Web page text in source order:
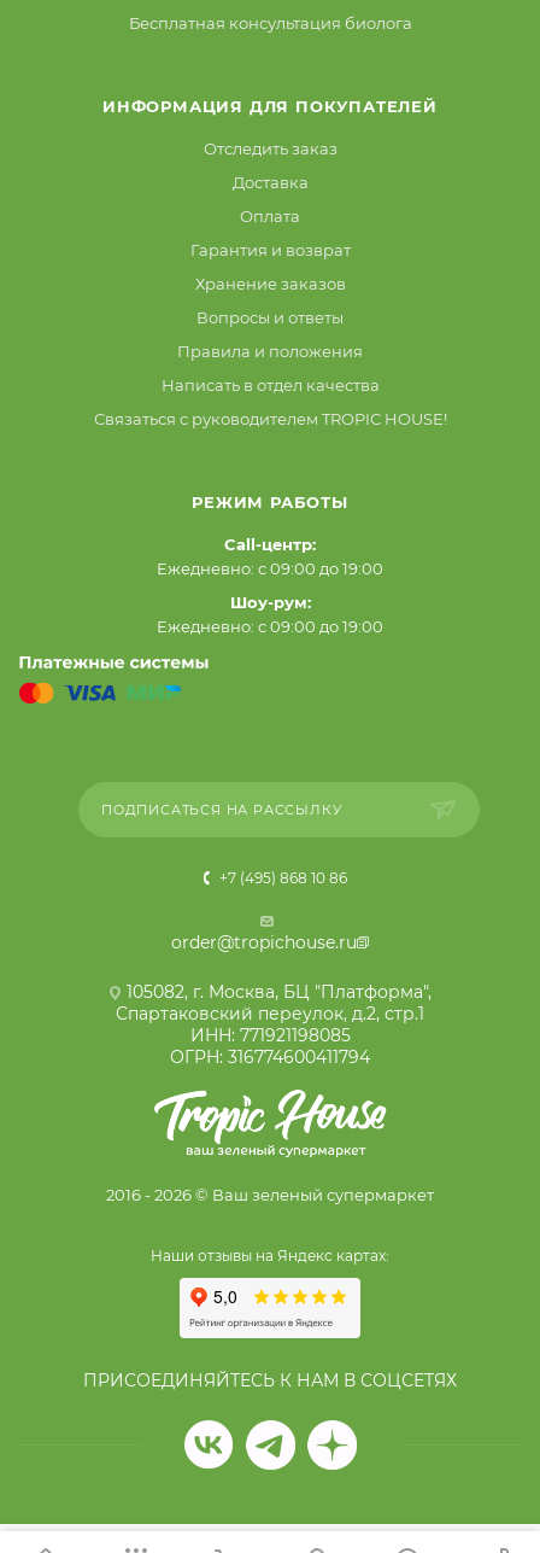
Бесплатная консультация биолога
ИНФОРМАЦИЯ ДЛЯ ПОКУПАТЕЛЕЙ
Отследить заказ
Доставка
Оплата
Гарантия и возврат
Хранение заказов
Вопросы и ответы
Правила и положения
Написать в отдел качества
Связаться с руководителем TROPIC HOUSE!
РЕЖИМ РАБОТЫ
Call-центр:
Ежедневно: с 09:00 до 19:00
Шоу-рум:
Ежедневно: с 09:00 до 19:00
ПОДПИСАТЬСЯ НА РАССЫЛКУ
+7 (495) 868 10 86
order@tropichouse.ru
105082, г. Москва, БЦ "Платформа",
Спартаковский переулок, д.2, стр.1
ИНН: 771921198085
ОГРН: 316774600411794
2016 - 2026 © Ваш зеленый супермаркет
Наши отзывы на Яндекс картах:
ПРИСОЕДИНЯЙТЕСЬ К НАМ В СОЦСЕТЯХ